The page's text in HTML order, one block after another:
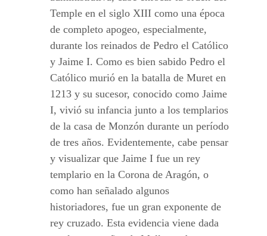
Temple en el siglo XIII como una época
de completo apogeo, especialmente,
durante los reinados de Pedro el Católico
y Jaime I. Como es bien sabido Pedro el
Católico murió en la batalla de Muret en
1213 y su sucesor, conocido como Jaime
I, vivió su infancia junto a los templarios
de la casa de Monzón durante un período
de tres años. Evidentemente, cabe pensar
y visualizar que Jaime I fue un rey
templario en la Corona de Aragón, o
como han señalado algunos
historiadores, fue un gran exponente de
rey cruzado. Esta evidencia viene dada